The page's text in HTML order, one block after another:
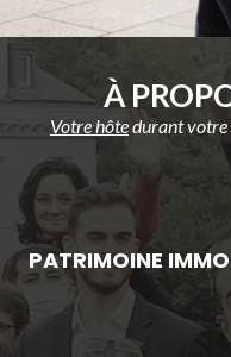
À
Votre hôtedurant votre
PATRIMOINE